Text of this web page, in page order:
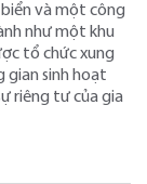
biển và một công
như một khu
tổ chức xung
gian sinh hoạt
riêng tư của gia